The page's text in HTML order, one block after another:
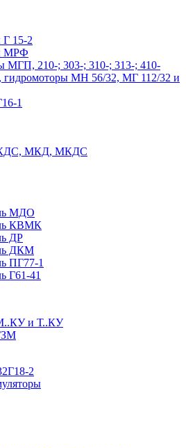
Г 15-2
МРФ
МГП, 210-; 303-; 310-; 313-; 410-
гидромоторы МН 56/32, МГ 112/32 и
1
КДС, МКД, МКДС
МДО
КВМК
ДР
ДКМ
ПГ77-1
Г61-41
и Т..КУ
2